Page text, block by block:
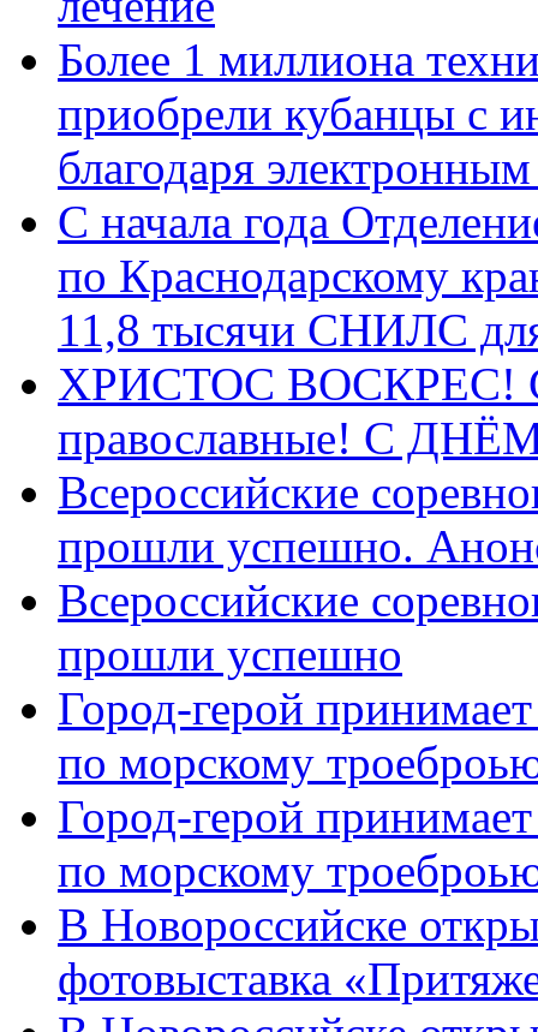
Более 1 миллиона
приобрели кубанцы с
благодаря
С начала года
по Краснодарскому
11,8 тысячи СНИЛС
ХРИСТОС ВОСКРЕС! С
православные! C
Всероссийские
прошли успешно.
Всероссийские
прошли успешно
Город-герой
по морскому
Город-герой
по морскому
В Новороссийске
фотовыставка